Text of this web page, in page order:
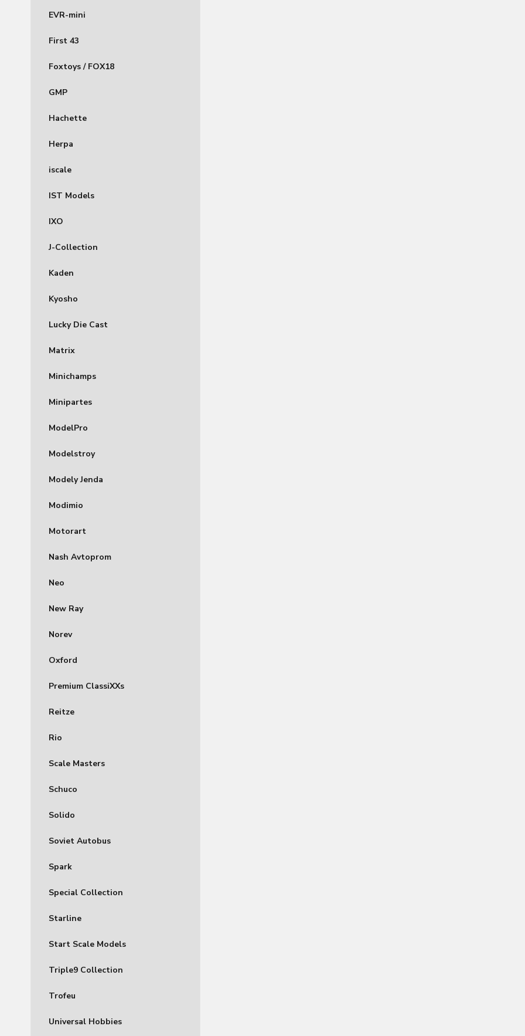
EVR-mini
First 43
Foxtoys / FOX18
GMP
Hachette
Herpa
iscale
IST Models
IXO
J-Collection
Kaden
Kyosho
Lucky Die Cast
Matrix
Minichamps
Minipartes
ModelPro
Modelstroy
Modely Jenda
Modimio
Motorart
Nash Avtoprom
Neo
New Ray
Norev
Oxford
Premium ClassiXXs
Reitze
Rio
Scale Masters
Schuco
Solido
Soviet Autobus
Spark
Special Collection
Starline
Start Scale Models
Triple9 Collection
Trofeu
Universal Hobbies